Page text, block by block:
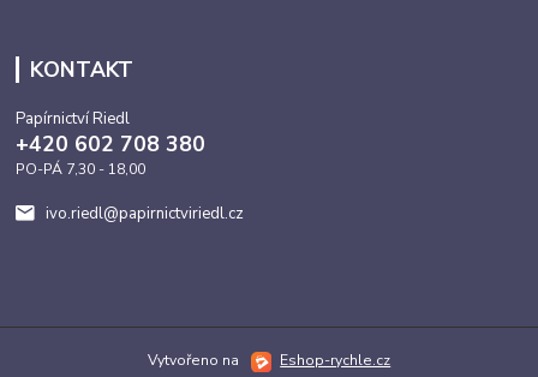
KONTAKT
Papírnictví Riedl
+420 602 708 380
PO-PÁ 7,30 - 18,00
ivo.riedl@papirnictviriedl.cz
Vytvořeno na Eshop-rychle.cz